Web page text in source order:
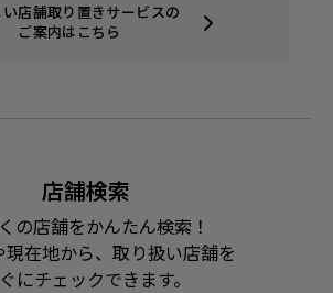
い店舗取り置きサービスの
ご案内はこちら
店舗検索
の店舗をかんたん検索！
現在地から、取り扱い店舗を
にチェックできます。